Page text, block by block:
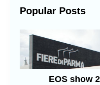
Popular Posts
EOS show